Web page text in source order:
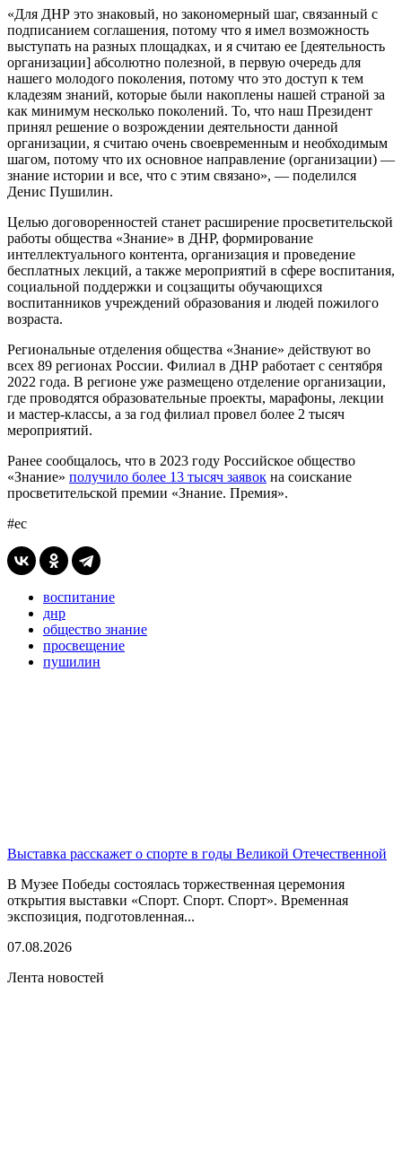
«Для ДНР это знаковый, но закономерный шаг, связанный с
подписанием соглашения, потому что я имел возможность
выступать на разных площадках, и я считаю ее [деятельность
организации] абсолютно полезной, в первую очередь для
нашего молодого поколения, потому что это доступ к тем
кладезям знаний, которые были накоплены нашей страной за
как минимум несколько поколений. То, что наш Президент
принял решение о возрождении деятельности данной
организации, я считаю очень своевременным и необходимым
шагом, потому что их основное направление (организации) —
знание истории и все, что с этим связано», — поделился
Денис Пушилин.
Целью договоренностей станет расширение просветительской
работы общества «Знание» в ДНР, формирование
интеллектуального контента, организация и проведение
бесплатных лекций, а также мероприятий в сфере воспитания,
социальной поддержки и соцзащиты обучающихся
воспитанников учреждений образования и людей пожилого
возраста.
Региональные отделения общества «Знание» действуют во
всех 89 регионах России. Филиал в ДНР работает с сентября
2022 года. В регионе уже размещено отделение организации,
где проводятся образовательные проекты, марафоны, лекции
и мастер-классы, а за год филиал провел более 2 тысяч
мероприятий.
Ранее сообщалось, что в 2023 году Российское общество
«Знание» получило более 13 тысяч заявок на соискание
просветительской премии «Знание. Премия».
#ес
воспитание
днр
общество знание
просвещение
пушилин
Выставка расскажет о спорте в годы Великой Отечественной
В Музее Победы состоялась торжественная церемония
открытия выставки «Спорт. Спорт. Спорт». Временная
экспозиция, подготовленная...
07.08.2026
Лента новостей